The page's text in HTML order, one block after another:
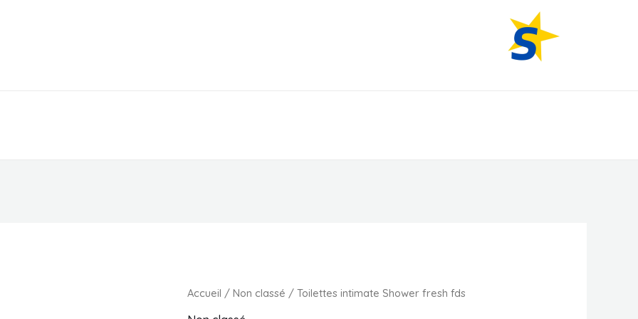
Accueil /Non classé / Toilettes intimate Shower fresh fds